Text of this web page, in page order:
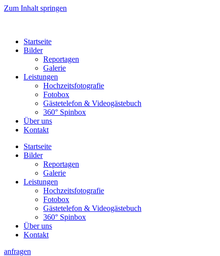
Zum Inhalt springen
Startseite
Bilder
Reportagen
Galerie
Leistungen
Hochzeitsfotografie
Fotobox
Gästetelefon & Videogästebuch
360° Spinbox
Über uns
Kontakt
Startseite
Bilder
Reportagen
Galerie
Leistungen
Hochzeitsfotografie
Fotobox
Gästetelefon & Videogästebuch
360° Spinbox
Über uns
Kontakt
anfragen